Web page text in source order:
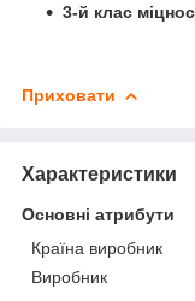
3-й клас
Приховати
Характеристики
Основні атрибути
Країна виробник
Виробник